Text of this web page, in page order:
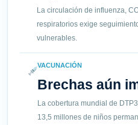
La circulación de influenza,
respiratorios exige
vulnerables.
VACUNACIÓN
Brechas aún
La cobertura mundial de
13,5 millones de niños